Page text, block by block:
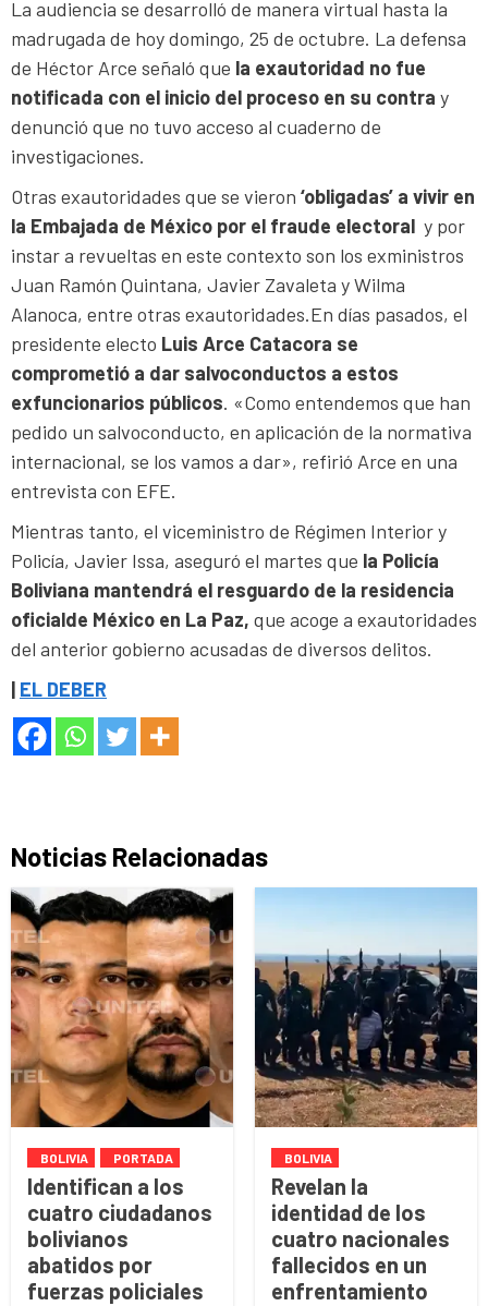
La audiencia se desarrolló de manera virtual hasta la
madrugada de hoy domingo, 25 de octubre. La defensa
de Héctor Arce señaló que la exautoridad no fue
notificada con el inicio del proceso en su contra y
denunció que no tuvo acceso al cuaderno de
investigaciones.
Otras exautoridades que se vieron ‘obligadas’ a vivir en
la Embajada de México por el fraude electoral y por
instar a revueltas en este contexto son los exministros
Juan Ramón Quintana, Javier Zavaleta y Wilma
Alanoca, entre otras exautoridades.En días pasados, el
presidente electo Luis Arce Catacora se
comprometió a dar salvoconductos a estos
exfuncionarios públicos. «Como entendemos que han
pedido un salvoconducto, en aplicación de la normativa
internacional, se los vamos a dar», refirió Arce en una
entrevista con EFE.
​​Mientras tanto, el viceministro de Régimen Interior y
Policía, Javier Issa, aseguró el martes que la Policía
Boliviana mantendrá el resguardo de la residencia
oficialde México en La Paz, que acoge a exautoridades
del anterior gobierno acusadas de diversos delitos.
| EL DEBER
Noticias Relacionadas
BOLIVIA PORTADA
Identifican a los
cuatro ciudadanos
bolivianos
abatidos por
fuerzas policiales
BOLIVIA
Revelan la
identidad de los
cuatro nacionales
fallecidos en un
enfrentamiento